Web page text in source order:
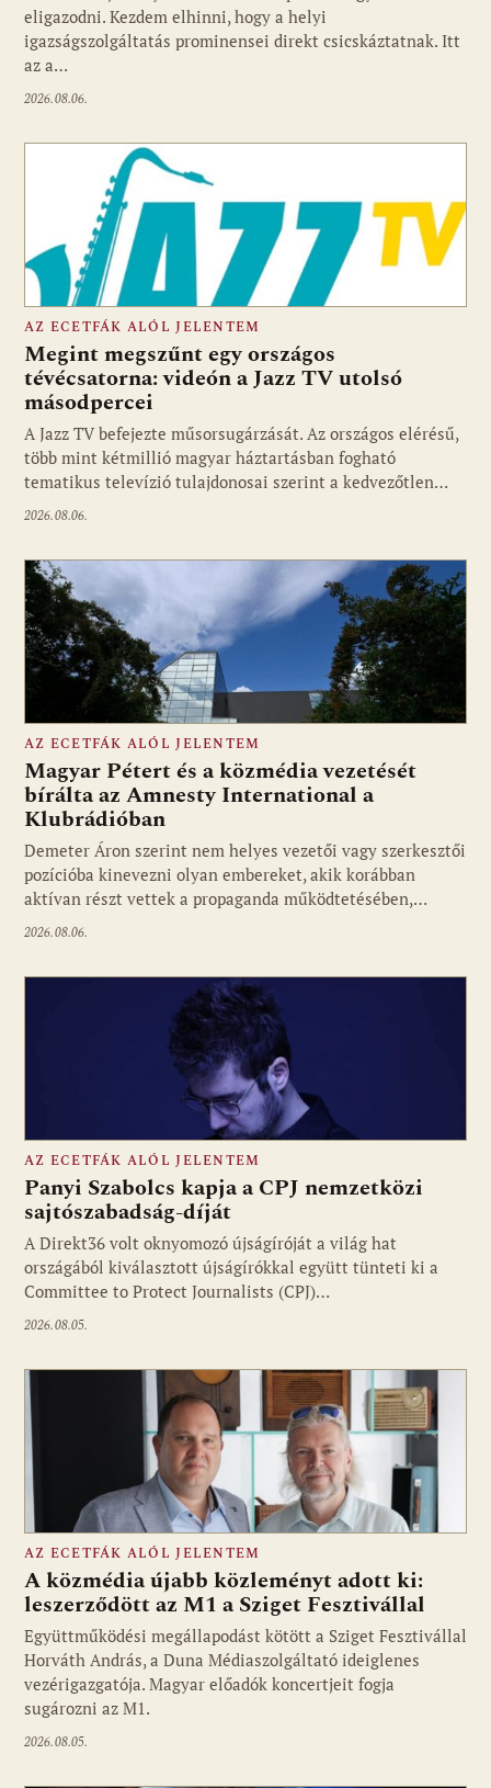
eligazodni. Kezdem elhinni, hogy a helyi
igazságszolgáltatás prominensei direkt csicskáztatnak. Itt
az a…
2026.08.06.
Fotó: media1.hu
AZ ECETFÁK ALÓL JELENTEM
Megint megszűnt egy országos
tévécsatorna: videón a Jazz TV utolsó
másodpercei
A Jazz TV befejezte műsorsugárzását. Az országos elérésű,
több mint kétmillió magyar háztartásban fogható
tematikus televízió tulajdonosai szerint a kedvezőtlen…
2026.08.06.
Fotó: media1.hu
AZ ECETFÁK ALÓL JELENTEM
Magyar Pétert és a közmédia vezetését
bírálta az Amnesty International a
Klubrádióban
Demeter Áron szerint nem helyes vezetői vagy szerkesztői
pozícióba kinevezni olyan embereket, akik korábban
aktívan részt vettek a propaganda működtetésében,…
2026.08.06.
Fotó: media1.hu
AZ ECETFÁK ALÓL JELENTEM
Panyi Szabolcs kapja a CPJ nemzetközi
sajtószabadság-díját
A Direkt36 volt oknyomozó újságíróját a világ hat
országából kiválasztott újságírókkal együtt tünteti ki a
Committee to Protect Journalists (CPJ)…
2026.08.05.
Fotó: media1.hu
AZ ECETFÁK ALÓL JELENTEM
A közmédia újabb közleményt adott ki:
leszerződött az M1 a Sziget Fesztivállal
Együttműködési megállapodást kötött a Sziget Fesztivállal
Horváth András, a Duna Médiaszolgáltató ideiglenes
vezérigazgatója. Magyar előadók koncertjeit fogja
sugározni az M1.
2026.08.05.